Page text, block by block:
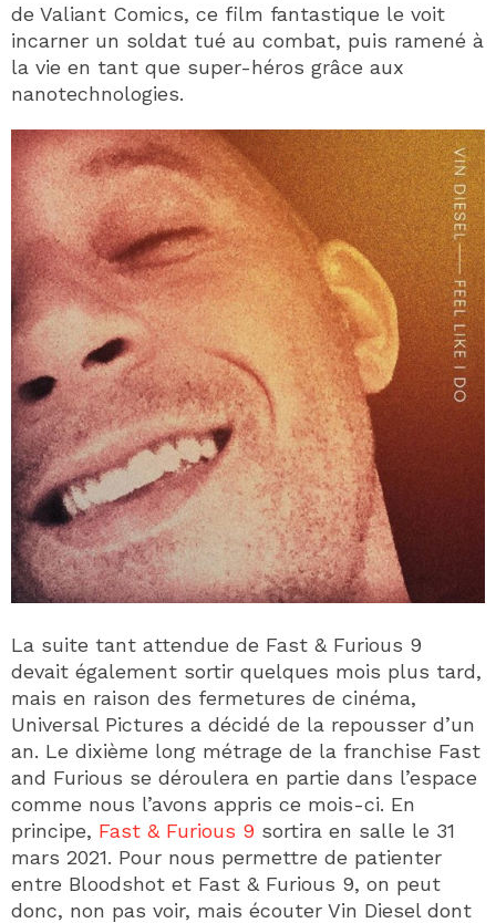
de Valiant Comics, ce film fantastique le voit
incarner un soldat tué au combat, puis ramené à
la vie en tant que super-héros grâce aux
nanotechnologies.
La suite tant attendue de Fast & Furious 9
devait également sortir quelques mois plus tard,
mais en raison des fermetures de cinéma,
Universal Pictures a décidé de la repousser d’un
an. Le dixième long métrage de la franchise Fast
and Furious se déroulera en partie dans l’espace
comme nous l’avons appris ce mois-ci. En
principe, Fast & Furious 9 sortira en salle le 31
mars 2021. Pour nous permettre de patienter
entre Bloodshot et Fast & Furious 9, on peut
donc, non pas voir, mais écouter Vin Diesel dont